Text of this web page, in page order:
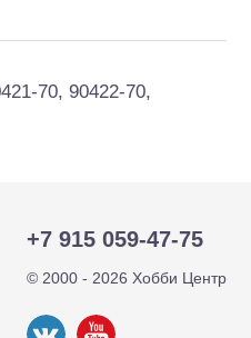
70, 90422-70,
+7 915 059-47-75
© 2000 - 2026 Хобби Центр